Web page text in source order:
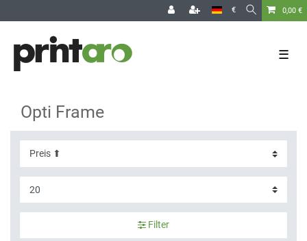
€ 0,00 €
☰
Opti Frame
Filter